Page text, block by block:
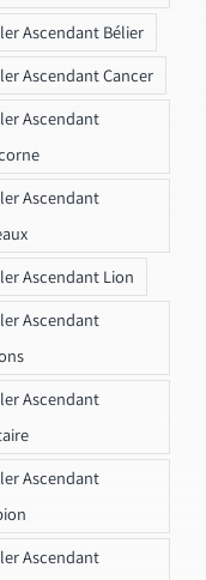
Ascendant Bélier
Ascendant Cancer
Ascendant
Ascendant
Ascendant Lion
Ascendant
Ascendant
Ascendant
Ascendant